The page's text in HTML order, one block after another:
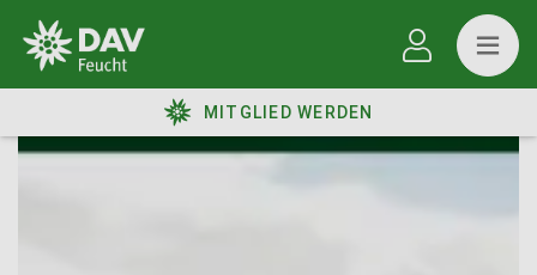
MITGLIED WERDEN